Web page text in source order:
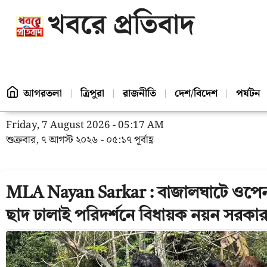
খবরে প্রতিবাদ
আগরতলা ত্রিপুরা রাজনীতি দেশ/বিদেশ পর্যটন
Friday, 7 August 2026 - 05:17 AM
শুক্রবার, ৭ আগস্ট ২০২৬ - ০৫:১৭ পূর্বাহ্ণ
MLA Nayan Sarkar : বাজালঘাটে ওপেন
ছাদ ঢালাই পরিদর্শনে বিধায়ক নয়ন সরকার